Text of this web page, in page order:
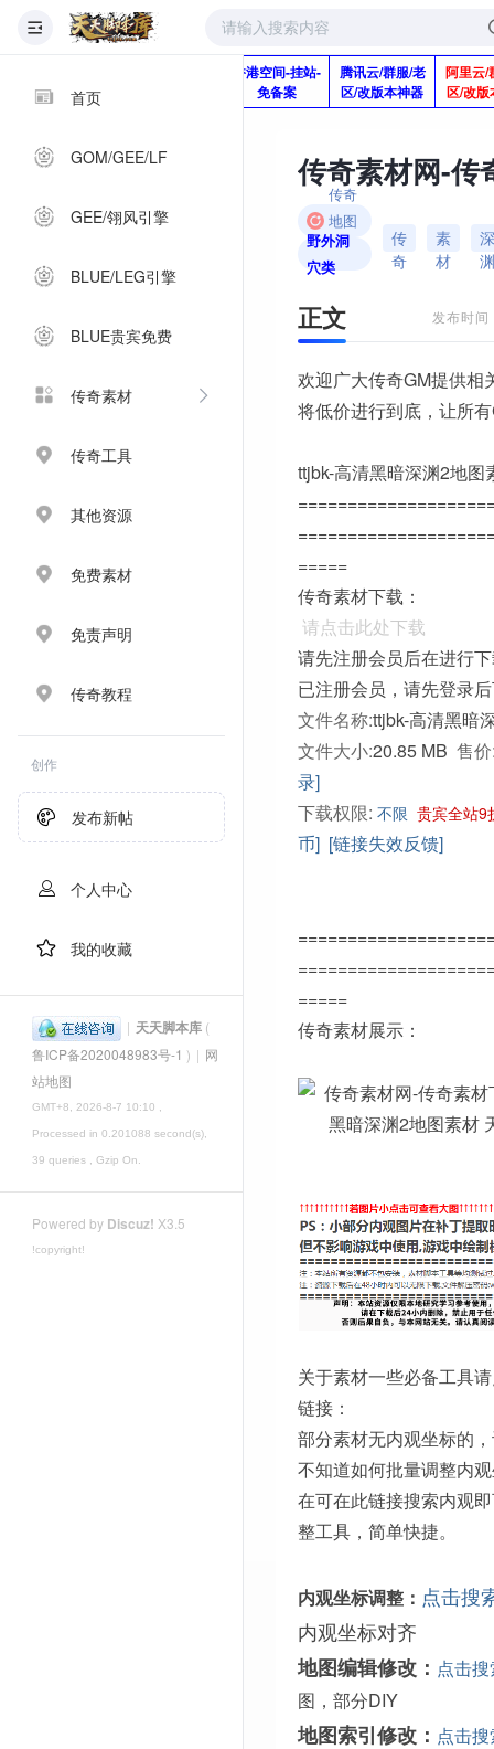
首页
GOM/GEE/LF
GEE/翎风引擎
BLUE/LEG引擎
BLUE贵宾免费
传奇素材
传奇工具
其他资源
免费素材
免责声明
传奇教程
创作
发布新帖
个人中心
我的收藏
| 天天脚本库 (
鲁ICP备2020048983号-1 ) | 网
站地图
GMT+8, 2026-8-7 10:10 ,
Processed in 0.201088 second(s),
39 queries , Gzip On.
Powered by Discuz! X3.5
!copyright!
Q920992345
香港空间-挂站-
免备案
腾讯云/群服/老
区/改版本神器
阿里云/
区/改版
传奇
地图
素材
野外洞
穴类
传
奇
素
材
深
渊
正文 发布时
欢迎广大传奇GM提供相
将低价进行到底，让所
ttjbk-高清黑暗深渊2地图
=====
传奇素材下载：
请点击此处下载
请先注册会员后在进行
已注册会员，请先登录
文件名称:ttjbk-高清黑暗
文件大小:20.85 MB 售
录]
下载权限: 不限 贵宾全站9
币] [链接失效反馈]
=====
传奇素材展示：
关于素材一些必备工具
链接：
部分素材无内观坐标的
不知道如何批量调整内
在可在此链接搜索内观
整工具，简单快捷。
内观坐标调整： 点击搜
内观坐标对齐
地图编辑修改： 点击
图，部分DIY
地图索引修改： 点击